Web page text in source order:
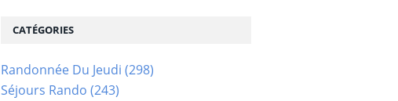
CATÉGORIES
Randonnée Du Jeudi (298)
Séjours Rando (243)